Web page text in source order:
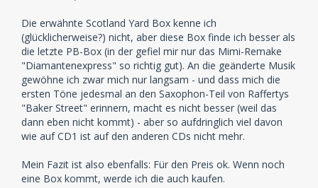
Die erwähnte Scotland Yard Box kenne ich
(glücklicherweise?) nicht, aber diese Box finde ich besser als
die letzte PB-Box (in der gefiel mir nur das Mimi-Remake
"Diamantenexpress" so richtig gut). An die geänderte Musik
gewöhne ich zwar mich nur langsam - und dass mich die
ersten Töne jedesmal an den Saxophon-Teil von Raffertys
"Baker Street" erinnern, macht es nicht besser (weil das
dann eben nicht kommt) - aber so aufdringlich viel davon
wie auf CD1 ist auf den anderen CDs nicht mehr.
Mein Fazit ist also ebenfalls: Für den Preis ok. Wenn noch
eine Box kommt, werde ich die auch kaufen.